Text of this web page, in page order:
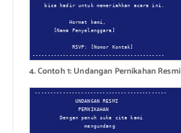
    bisa hadir untuk memeriahkan acara ini.
            Hormat kami,
       [Nama Penyelenggara]
             RSVP: [Nomor Kontak]
-------------------------------------------
4. Contoh 1: Undangan Pernikahan Resmi
-------------------------------------------
              UNDANGAN RESMI
               PERNIKAHAN
         Dengan penuh suka cita kami
                 mengundang